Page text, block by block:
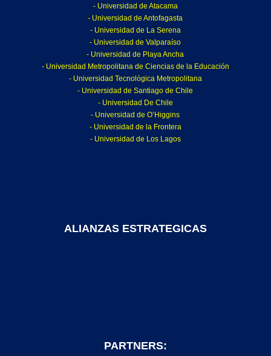
- Universidad de Atacama
- Universidad de Antofagasta
- Universidad de La Serena
- Universidad de Valparaíso
- Universidad de Playa Ancha
- Universidad Metropolitana de Ciencias de la Educación
- Universidad Tecnológica Metropolitana
- Universidad de Santiago de Chile
- Universidad De Chile
- Universidad de O’Higgins
- Universidad de la Frontera
- Universidad de Los Lagos
ALIANZAS ESTRATEGICAS
PARTNERS: